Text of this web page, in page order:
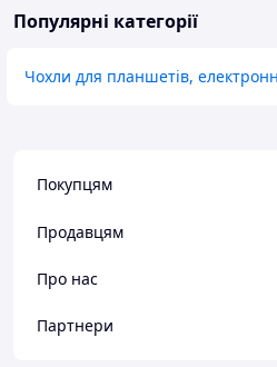
Популярні категорії
Чохли для планшетів,
Покупцям
Продавцям
Про нас
Партнери